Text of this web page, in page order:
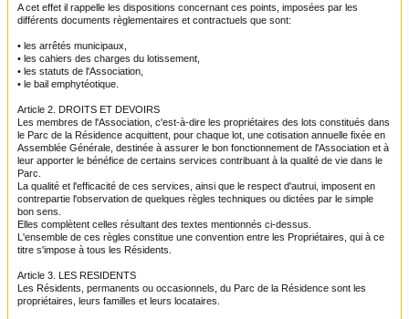
A cet effet il rappelle les dispositions concernant ces points, imposées par les
différents documents règlementaires et contractuels que sont:
• les arrêtés municipaux,
• les cahiers des charges du lotissement,
• les statuts de l'Association,
• le bail emphytéotique.
Article 2. DROITS ET DEVOIRS
Les membres de l'Association, c'est-à-dire les propriétaires des lots constitués dans
le Parc de la Résidence acquittent , pour chaque lot, une cotisation annuelle fixée en
Assemblée Générale, destinée à assurer le bon fonctionnement de l'Association et à
leur apporter le bénéfice de certains services contribuant à la qualité de vie dans le
Parc.
La qualité et l'efficacité de ces services, ainsi que le respect d'autrui, imposent en
contrepartie l'observation de quelques règles techniques ou dictées par le simple
bon sens.
Elles complètent celles résultant des textes mentionnés ci-dessus.
L'ensemble de ces règles constitue une convention entre les Propriétaires, qui à ce
titre s'impose à tous les Résidents.
Article 3. LES RESIDENTS
Les Résidents, permanents ou occasionnels, du Parc de la Résidence sont les
propriétaires , leurs familles et leurs locataires.